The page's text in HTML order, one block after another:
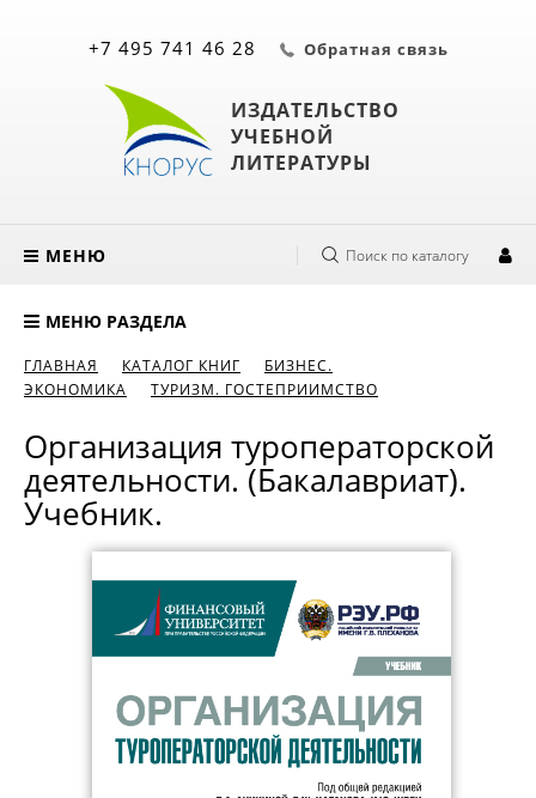
ИЗДАТЕЛЬСТВО
УЧЕБНОЙ
ЛИТЕРАТУРЫ
+7 495 741 46 28 Обратная связь
МЕНЮ Поиск по каталогу
МЕНЮ РАЗДЕЛА
ГЛАВНАЯ КАТАЛОГ КНИГ
БИЗНЕС.
ЭКОНОМИКА
ТУРИЗМ. ГОСТЕПРИИМСТВО
Организация туроператорской
деятельности. (Бакалавриат).
Учебник.